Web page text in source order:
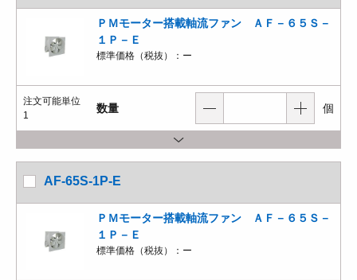
ＰＭモーター搭載軸流ファン ＡＦ－６５Ｓ－
１Ｐ－Ｅ
標準価格（税抜）： ー
注文可能単位
1
数量 個
AF-65S-1P-E
ＰＭモーター搭載軸流ファン ＡＦ－６５Ｓ－
１Ｐ－Ｅ
標準価格（税抜）： ー